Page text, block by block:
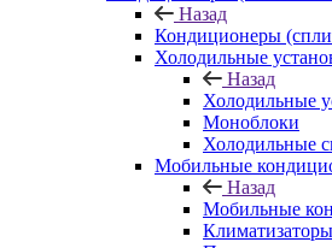
Назад
Кондиционеры
Холодильные
Назад
Холодильные
Моноблоки
Холодильные
Мобильные
Назад
Мобильные
Климатизаторы